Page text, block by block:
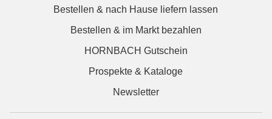
Bestellen & nach Hause liefern lassen
Bestellen & im Markt bezahlen
HORNBACH Gutschein
Prospekte & Kataloge
Newsletter